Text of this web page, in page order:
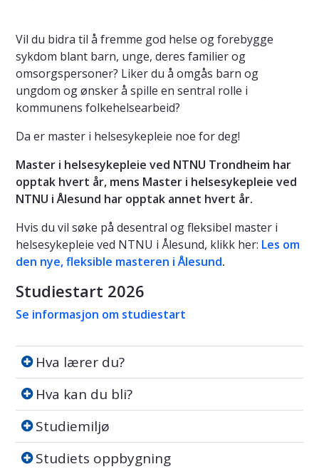
Vil du bidra til å fremme god helse og forebygge
sykdom blant barn, unge, deres familier og
omsorgspersoner? Liker du å omgås barn og
ungdom og ønsker å spille en sentral rolle i
kommunens folkehelsearbeid?
Da er master i helsesykepleie noe for deg!
Master i helsesykepleie ved NTNU Trondheim har
opptak hvert år, mens Master i helsesykepleie ved
NTNU i Ålesund har opptak annet hvert år.
Hvis du vil søke på desentral og fleksibel master i
helsesykepleie ved NTNU i Ålesund, klikk her: Les om
den nye, fleksible masteren i Ålesund.
Studiestart 2026
Se informasjon om studiestart
Hva lærer du?
Hva lærer du?
Hva kan du bli?
Hva kan du bli?
Studiemiljø
Studiemiljø
Studiets oppbygning
Studiets oppbygning